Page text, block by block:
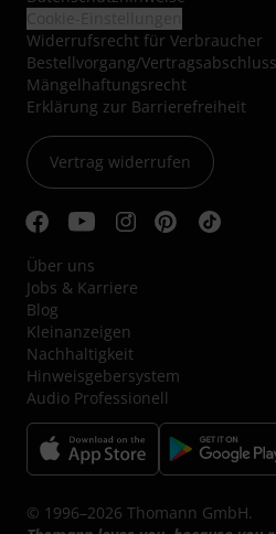
Widerrufsrecht für Verbraucher
Bestellvorgang/Vertragsabschluss
Mängelhaftungsrecht
Erklärung zur Barrierefreiheit
Vertrag widerrufen
Über uns
Jobs & Karriere
Blog
Kleinanzeigen
Nachhaltigkeit
Hinweisgebersystem
Audio Professionell
© 1996–2026 Thomann GmbH.